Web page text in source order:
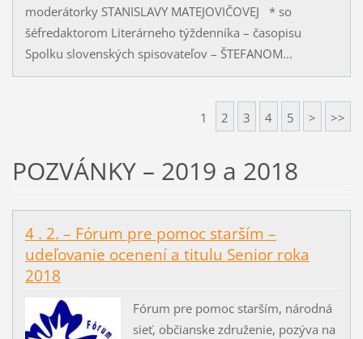
moderátorky STANISLAVY MATEJOVIČOVEJ * so
šéfredaktorom Literárneho týždenníka – časopisu
Spolku slovenských spisovateľov – ŠTEFANOM...
1 2 3 4 5 > >>
POZVÁNKY – 2019 a 2018
4 . 2. – Fórum pre pomoc starším –
udeľovanie ocenení a titulu Senior roka
2018
Fórum pre pomoc starším, národná
sieť, občianske združenie, pozýva na